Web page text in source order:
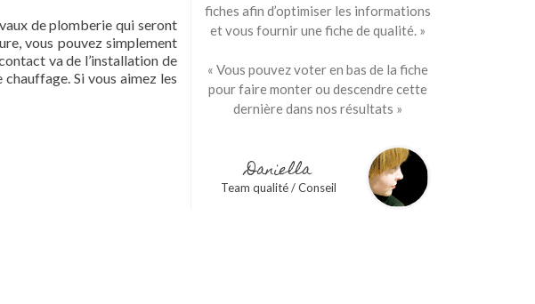
de plomberie qui seront
vous pouvez simplement
va de l’installation de
Si vous aimez les
fiches afin d’optimiser les informations
et vous fournir une fiche de qualité. »
« Vous pouvez voter en bas de la fiche
pour faire monter ou descendre cette
dernière dans nos résultats »
Daniella
Team qualité / Conseil